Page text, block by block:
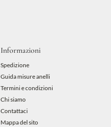
Informazioni
Spedizione
Guida misure anelli
Termini e condizioni
Chi siamo
Contattaci
Mappa del sito